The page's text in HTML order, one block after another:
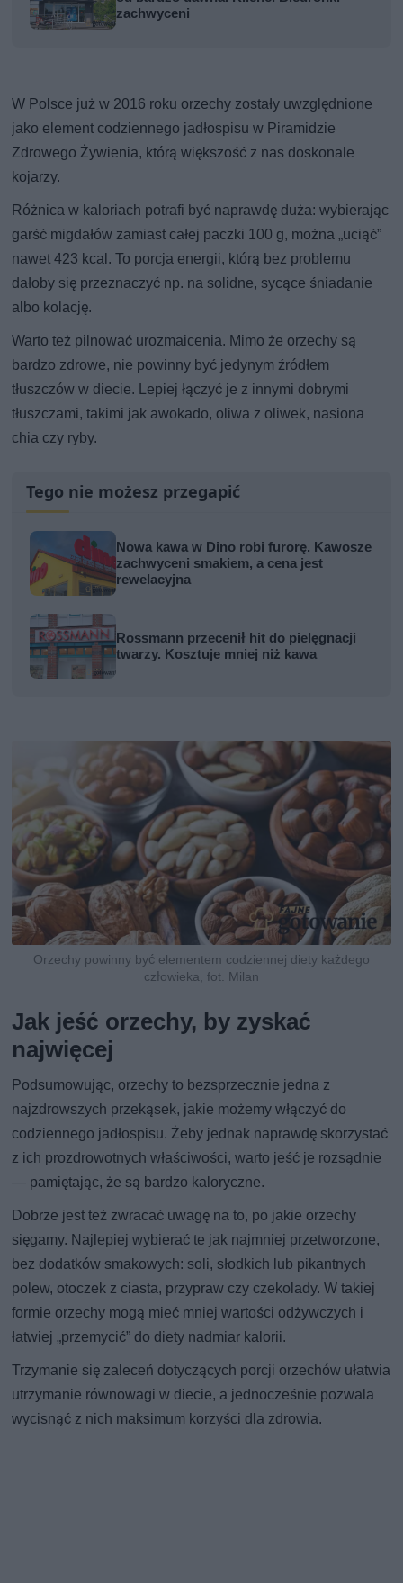
zachwyceni
W Polsce już w 2016 roku orzechy zostały uwzględnione
jako element codziennego jadłospisu w Piramidzie
Zdrowego Żywienia, którą większość z nas doskonale
kojarzy.
Różnica w kaloriach potrafi być naprawdę duża: wybierając
garść migdałów zamiast całej paczki 100 g, można „uciąć”
nawet 423 kcal. To porcja energii, którą bez problemu
dałoby się przeznaczyć np. na solidne, sycące śniadanie
albo kolację.
Warto też pilnować urozmaicenia. Mimo że orzechy są
bardzo zdrowe, nie powinny być jedynym źródłem
tłuszczów w diecie. Lepiej łączyć je z innymi dobrymi
tłuszczami, takimi jak awokado, oliwa z oliwek, nasiona
chia czy ryby.
Tego nie możesz przegapić
Nowa kawa w Dino robi furorę. Kawosze
zachwyceni smakiem, a cena jest
rewelacyjna
Rossmann przecenił hit do pielęgnacji
twarzy. Kosztuje mniej niż kawa
Orzechy powinny być elementem codziennej diety każdego
człowieka, fot. Milan
Jak jeść orzechy, by zyskać
najwięcej
Podsumowując, orzechy to bezsprzecznie jedna z
najzdrowszych przekąsek, jakie możemy włączyć do
codziennego jadłospisu. Żeby jednak naprawdę skorzystać
z ich prozdrowotnych właściwości, warto jeść je rozsądnie
— pamiętając, że są bardzo kaloryczne.
Dobrze jest też zwracać uwagę na to, po jakie orzechy
sięgamy. Najlepiej wybierać te jak najmniej przetworzone,
bez dodatków smakowych: soli, słodkich lub pikantnych
polew, otoczek z ciasta, przypraw czy czekolady. W takiej
formie orzechy mogą mieć mniej wartości odżywczych i
łatwiej „przemycić” do diety nadmiar kalorii.
Trzymanie się zaleceń dotyczących porcji orzechów ułatwia
utrzymanie równowagi w diecie, a jednocześnie pozwala
wycisnąć z nich maksimum korzyści dla zdrowia.